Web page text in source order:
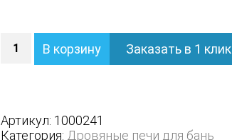
Печь
Анапа
кожухе
с
В корзину Заказать в 1 клик
Артикул: 1000241
Категория: Дровяные печи для бань